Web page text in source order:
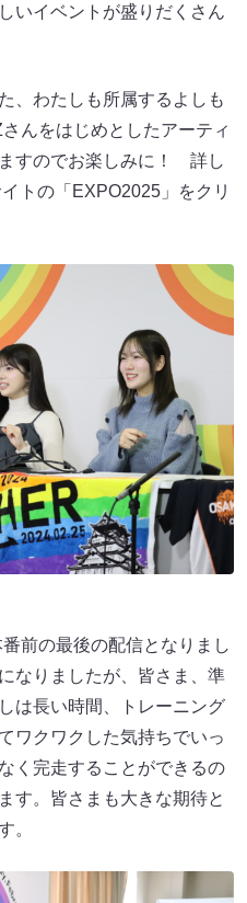
いイベントが盛りだくさん
、わたしも所属するよしも
んをはじめとしたアーティ
すのでお楽しみに！ 詳し
トの「EXPO2025」をクリ
前の最後の配信となりまし
なりましたが、皆さま、準
は長い時間、トレーニング
ワクワクした気持ちでいっ
く完走することができるの
す。皆さまも大きな期待と
。